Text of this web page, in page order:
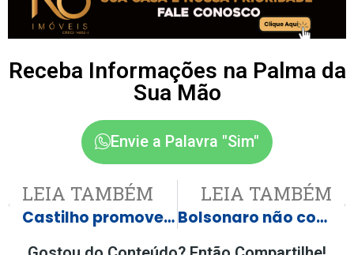
Receba Informações na Palma da
Sua Mão
Envie a Palavra "Sim"
LEIA TAMBÉM
Castilho promove entrevistas para preencher 200 vagas de emprego na colheita de laranja
LEIA TAMBÉM
Bolsonaro não cometeu crime em caso de arma apreendida, diz PCDF